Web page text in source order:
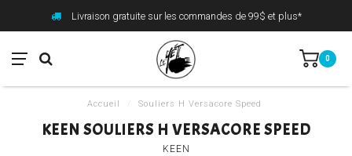
Livraison gratuite sur les commandes de 99$ et plus*
0
Accueil Souliers H Versacore Speed
KEEN SOULIERS H VERSACORE SPEED
KEEN